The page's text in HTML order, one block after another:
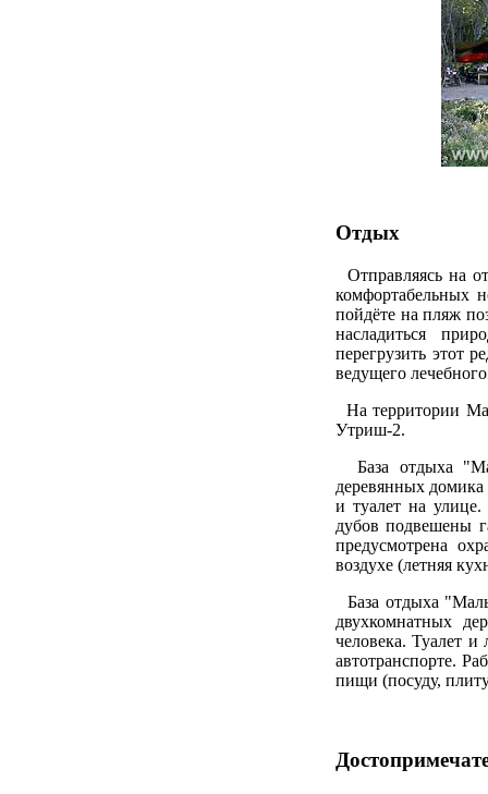
Отдых
Отправляясь на
комфортабельных
пойдёте на пляж
насладиться
перегрузить этот
ведущего
На территории
Утриш-2.
База отдыха
деревянных
и туалет на
дубов подвешены
предусмотрена
воздухе (летняя
База отдыха
двухкомнатных
человека. Туалет
автотранспорте.
пищи (посуду,